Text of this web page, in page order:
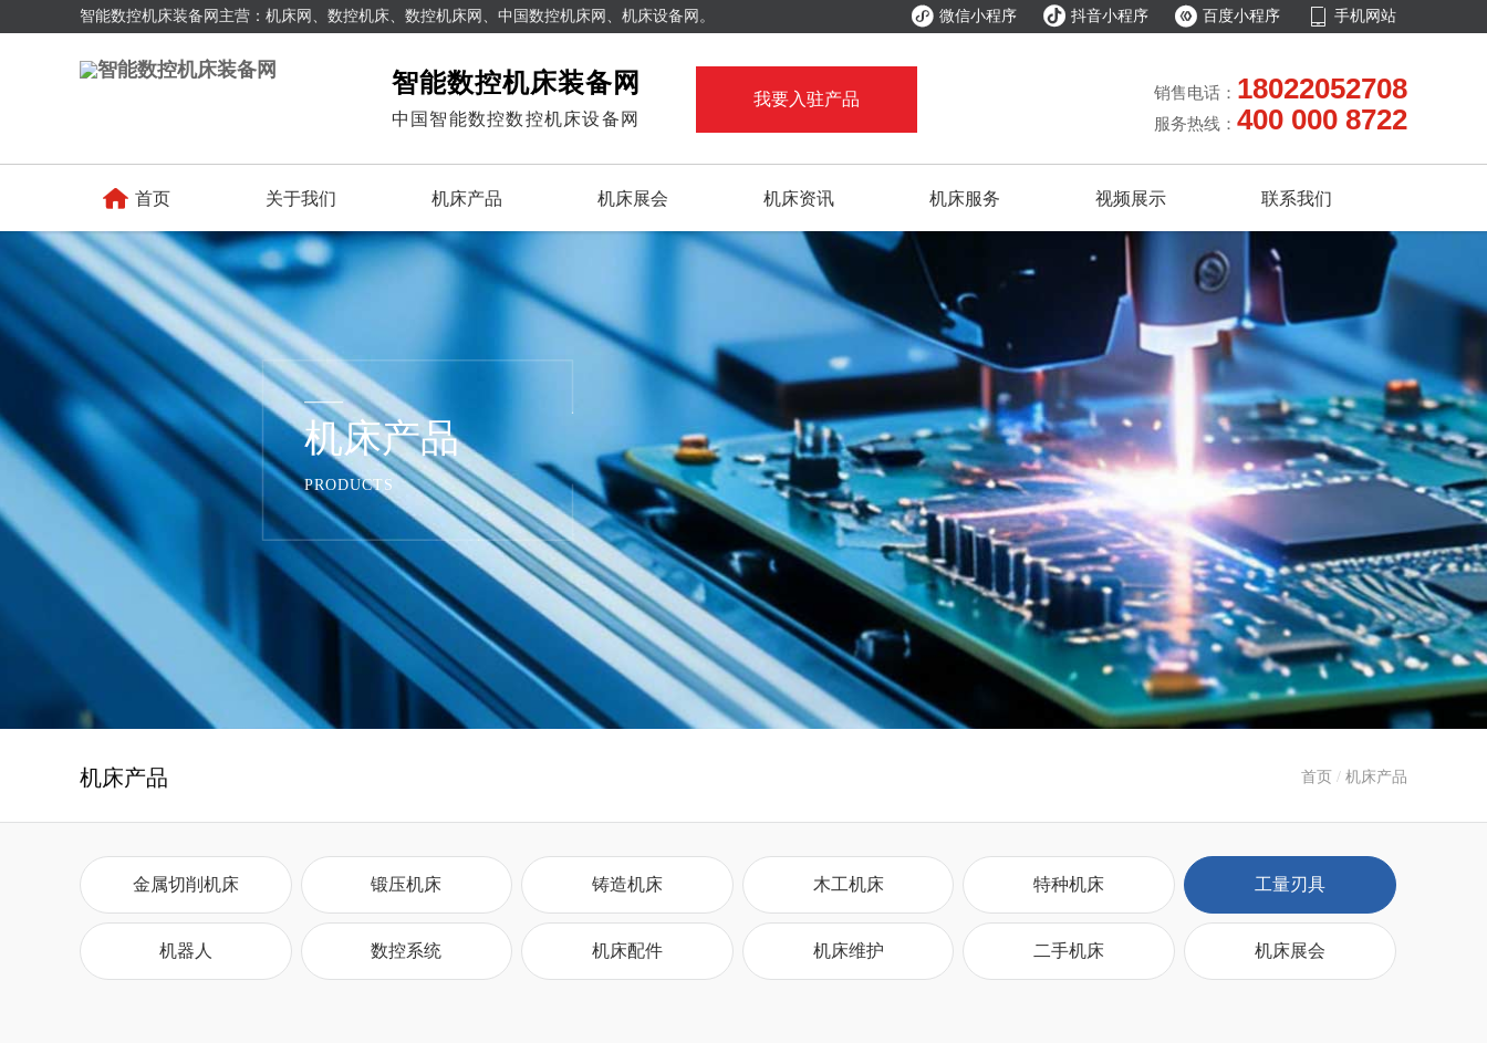
智能数控机床装备网主营：机床网、数控机床、数控机床网、中国数控机床网、机床设备网。  微信小程序  抖音小程序  百度小程序  手机网站
智能数控机床装备网
中国智能数控数控机床设备网
我要入驻产品 销售电话： 18022052708
服务热线： 400 000 8722
 首页 关于我们 机床产品 机床展会 机床资讯 机床服务 视频展示 联系我们
机床产品
PRODUCTS
机床产品 首页 / 机床产品
金属切削机床 锻压机床 铸造机床 木工机床 特种机床 工量刃具
机器人 数控系统 机床配件 机床维护 二手机床 机床展会